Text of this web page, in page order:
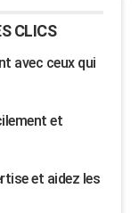
CLICS
avec ceux qui
et
et aidez les